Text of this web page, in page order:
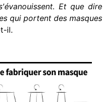
Et que dire
qui portent des masques
il.